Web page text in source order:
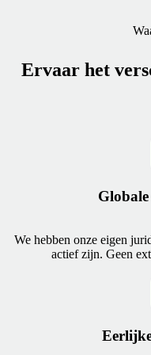
Ervaar het
We hebben onze eigen
actief zijn. Geen